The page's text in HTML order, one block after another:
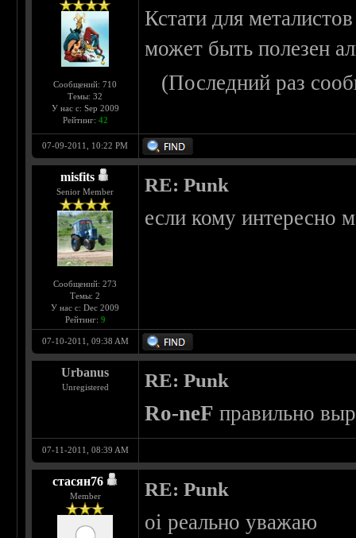
Сообщений: 710
Темы: 32
У нас с: Sep 2009
Рейтинг: 42
Кстати для
может быть полезен
(Последний раз
07-09-2011, 10:22 PM
misfits
Senior Member
Сообщений: 273
Темы: 2
У нас с: Dec 2009
Рейтинг: 9
RE: Punk
если кому интересно
07-10-2011, 09:38 AM
Urbanus
Unregistered RE: Punk
Ro-neF правильно
07-11-2011, 08:39 AM
стасян76
Member RE: Punk
oi реально уважаю